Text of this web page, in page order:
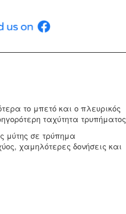
το μπετό και ο πλευρικός
ταχύτητα τρυπήματος
μύτης σε τρύπημα
χαμηλότερες δονήσεις και